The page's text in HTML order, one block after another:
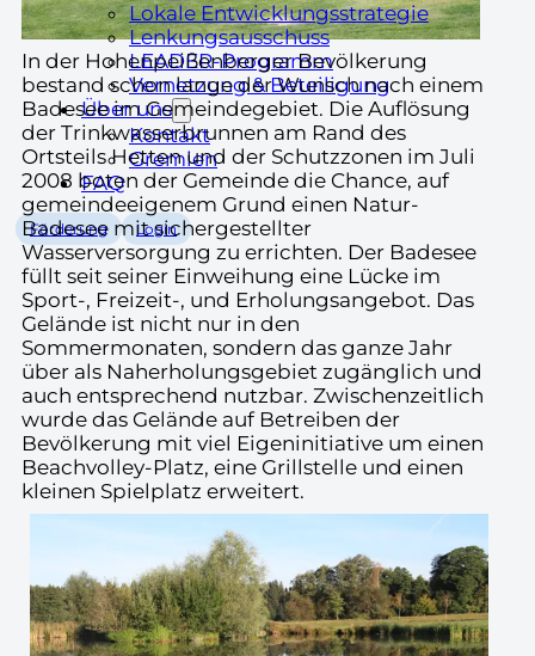
Lokale Entwicklungsstrategie
Lenkungsausschuss
LEADER-Programm
Vernetzung & Beteiligung
Über uns
Kontakt
Gremien
FAQ
Förderung Login
In der Hohenpeißenberger Bevölkerung
bestand schon lange der Wunsch nach einem
Badesee im Gemeindegebiet. Die Auflösung
der Trinkwasserbrunnen am Rand des
Ortsteils Hetten und der Schutzzonen im Juli
2008 boten der Gemeinde die Chance, auf
gemeindeeigenem Grund einen Natur-
Badesee mit sichergestellter
Wasserversorgung zu errichten. Der Badesee
füllt seit seiner Einweihung eine Lücke im
Sport-, Freizeit-, und Erholungsangebot. Das
Gelände ist nicht nur in den
Sommermonaten, sondern das ganze Jahr
über als Naherholungsgebiet zugänglich und
auch entsprechend nutzbar. Zwischenzeitlich
wurde das Gelände auf Betreiben der
Bevölkerung mit viel Eigeninitiative um einen
Beachvolley-Platz, eine Grillstelle und einen
kleinen Spielplatz erweitert.